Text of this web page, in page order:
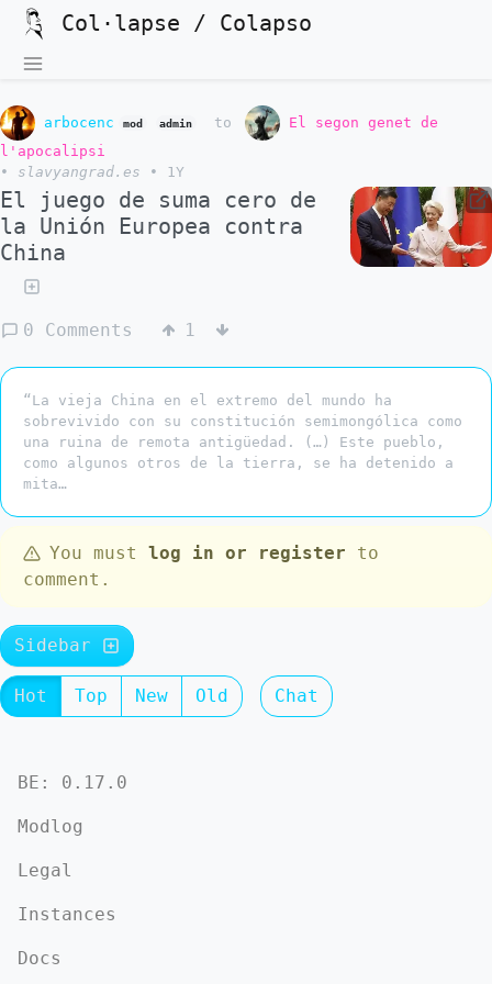
Col·lapse / Colapso
arbocenc mod admin to
El segon genet de
l'apocalipsi
•
slavyangrad.es • 1Y
El juego de suma cero de
la Unión Europea contra
China
0 Comments 1
“La vieja China en el extremo del mundo ha
sobrevivido con su constitución semimongólica como
una ruina de remota antigüedad. (…) Este pueblo,
como algunos otros de la tierra, se ha detenido a
mita…
You must log in or register to
comment.
Sidebar
Hot Top New Old Chat
BE: 0.17.0
Modlog
Legal
Instances
Docs